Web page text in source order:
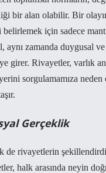
bir alan olabilir. Bir
için sadece
aynı zamanda duygusal
girer. Rivayetler, varlık
sorgulamamıza neden
Gerçeklik
de rivayetlerin
halk arasında neyin